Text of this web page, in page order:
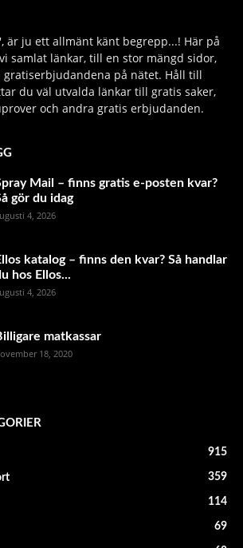
är ju ett allmänt känt begrepp...! Här på
samlat länkar, till en stor mängd sidor,
gratiserbjudandena på nätet. Håll till
du väl utvalda länkar till gratis saker,
och andra gratis erbjudanden.
Mail – finns gratis e-posten kvar?
gör du idag
4, 2026
katalog – finns den kvar? Så handlar
hos Ellos...
4, 2026
matkassar
18, 2020
915
359
114
69